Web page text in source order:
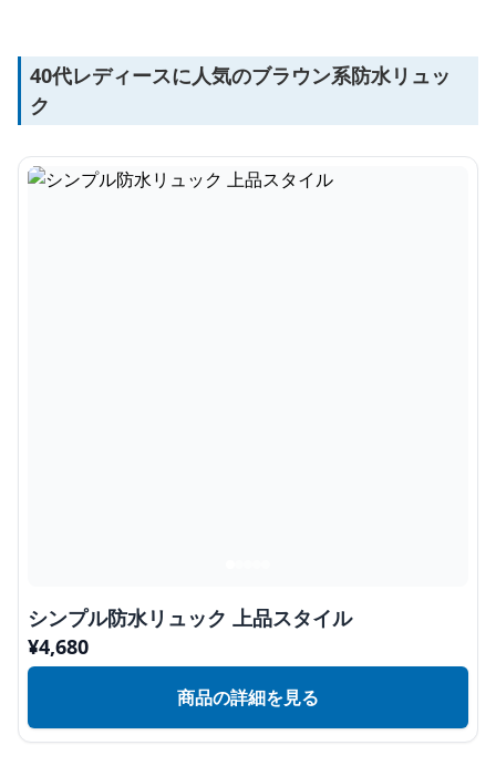
40代レディースに人気のブラウン系防水リュッ
ク
シンプル防水リュック 上品スタイル
¥4,680
商品の詳細を見る